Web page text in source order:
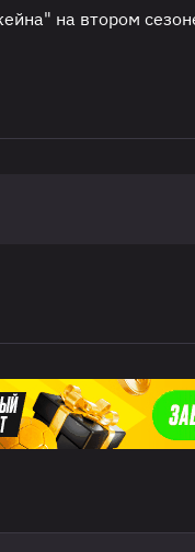
на втором